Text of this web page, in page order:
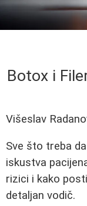
Botox i
Višeslav
Sve što treba
iskustva
rizici i kako
detaljan vodič.